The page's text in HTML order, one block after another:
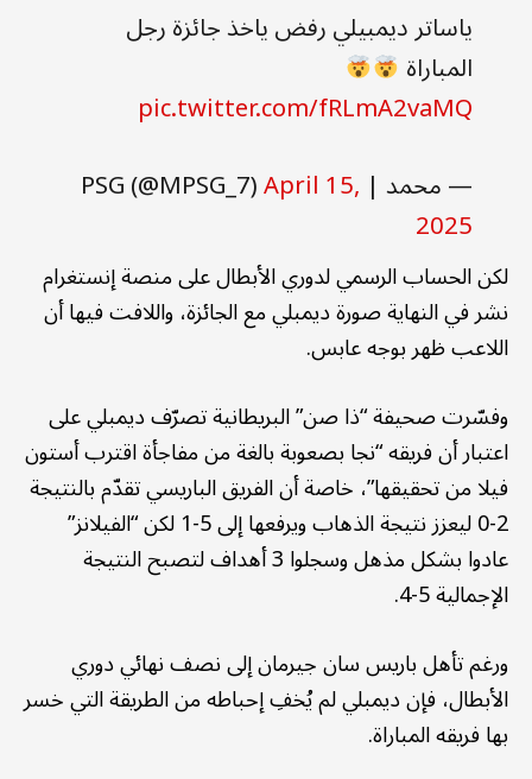
ياساتر ديمبيلي رفض ياخذ جائزة رجل
المباراة
pic.twitter.com/fRLmA2vaMQ
— محمد | PSG (@MPSG_7) April 15,
2025
لكن الحساب الرسمي لدوري الأبطال على منصة إنستغرام
نشر في النهاية صورة ديمبلي مع الجائزة، واللافت فيها أن
اللاعب ظهر بوجه عابس.
وفسّرت صحيفة “ذا صن” البريطانية تصرّف ديمبلي على
اعتبار أن فريقه “نجا بصعوبة بالغة من مفاجأة اقترب أستون
فيلا من تحقيقها”، خاصة أن الفريق الباريسي تقدّم بالنتيجة
2-0 ليعزز نتيجة الذهاب ويرفعها إلى 5-1 لكن “الفيلانز”
عادوا بشكل مذهل وسجلوا 3 أهداف لتصبح النتيجة
الإجمالية 5-4.
ورغم تأهل باريس سان جيرمان إلى نصف نهائي دوري
الأبطال، فإن ديمبلي لم يُخفِ إحباطه من الطريقة التي خسر
بها فريقه المباراة.